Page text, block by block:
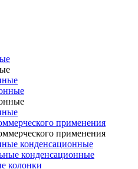
применения
применения
конденсационные
конденсационные
колонки